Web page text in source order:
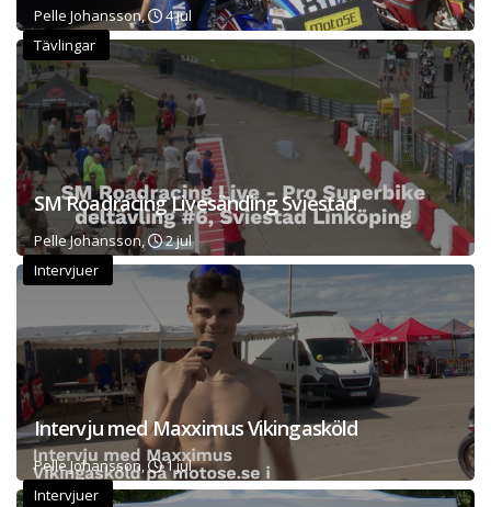
Pelle Johansson,
4 jul
Tävlingar
SM Roadracing Livesänding Sviestad
Pelle Johansson,
2 jul
Intervjuer
Intervju med Maxximus Vikingasköld
Pelle Johansson,
1 jul
Intervjuer